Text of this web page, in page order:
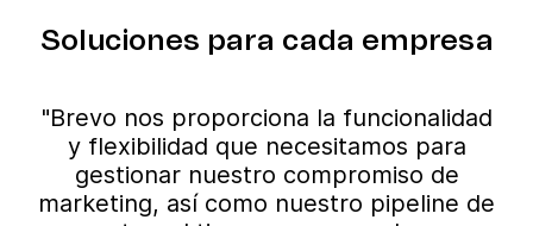
Soluciones para cada empresa
"Brevo nos proporciona la funcionalidad
y flexibilidad que necesitamos para
gestionar nuestro compromiso de
marketing, así como nuestro pipeline de